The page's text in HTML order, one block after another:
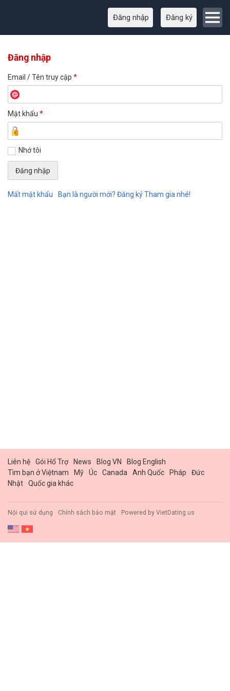
Đăng nhập Đăng ký
Đăng nhập
Email / Tên truy cập *
Mật khẩu *
Nhớ tôi
Mất mật khẩu Bạn là người mới? Đăng ký Tham gia nhé!
Liên hệ Gói Hổ Trợ News Blog VN
Blog English
Tìm bạn ở Việtnam
Mỹ Úc Canada Anh Quốc Pháp
Đức
Nhật
Quốc gia khác
Nội qui sử dụng Chính sách bảo mật Powered by VietDating.us